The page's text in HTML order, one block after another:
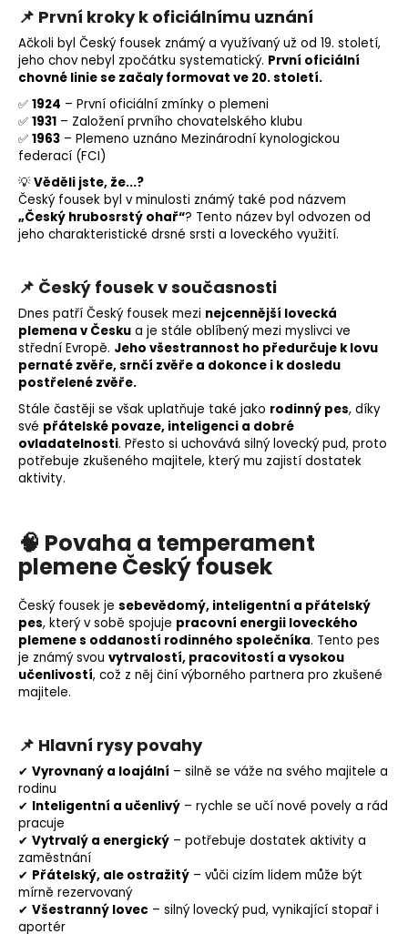
📌 První kroky k oficiálnímu uznání
Ačkoli byl Český fousek známý a využívaný už od 19. století,
jeho chov nebyl zpočátku systematický. První oficiální
chovné linie se začaly formovat ve 20. století.
✅ 1924 – První oficiální zmínky o plemeni
✅ 1931 – Založení prvního chovatelského klubu
✅ 1963 – Plemeno uznáno Mezinárodní kynologickou
federací (FCI)
💡Věděli jste, že...?
Český fousek byl v minulosti známý také pod názvem
„Český hrubosrstý ohař“? Tento název byl odvozen od
jeho charakteristické drsné srsti a loveckého využití.
📌 Český fousek v současnosti
Dnes patří Český fousek mezi nejcennější lovecká
plemena v Česku a je stále oblíbený mezi myslivci ve
střední Evropě. Jeho všestrannost ho předurčuje k lovu
pernaté zvěře, srnčí zvěře a dokonce i k dosledu
postřelené zvěře.
Stále častěji se však uplatňuje také jako rodinný pes, díky
své přátelské povaze, inteligenci a dobré
ovladatelnosti. Přesto si uchovává silný lovecký pud, proto
potřebuje zkušeného majitele, který mu zajistí dostatek
aktivity.
🧠 Povaha a temperament
plemene Český fousek
Český fousek je sebevědomý, inteligentní a přátelský
pes, který v sobě spojuje pracovní energii loveckého
plemene s oddaností rodinného společníka. Tento pes
je známý svou vytrvalostí, pracovitostí a vysokou
učenlivostí, což z něj činí výborného partnera pro zkušené
majitele.
📌 Hlavní rysy povahy
✔ Vyrovnaný a loajální – silně se váže na svého majitele a
rodinu
✔ Inteligentní a učenlivý – rychle se učí nové povely a rád
pracuje
✔ Vytrvalý a energický – potřebuje dostatek aktivity a
zaměstnání
✔ Přátelský, ale ostražitý – vůči cizím lidem může být
mírně rezervovaný
✔ Všestranný lovec – silný lovecký pud, vynikající stopař i
aportér